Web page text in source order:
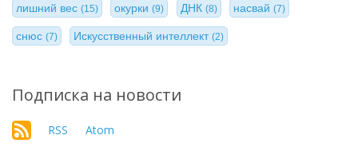
лишний вес (15) окурки(9) ДНК (8) насвай(7)
снюс (7) Искусственный интеллект(2)
Подписка на новости
RSS Atom